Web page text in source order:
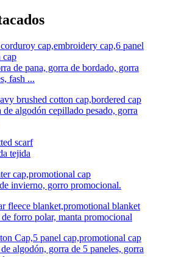
de pana, gorra de bordado, gorra
fash ...
de algodón cepillado pesado, gorra
tejida
invierno, gorro promocional.
forro polar, manta promocional
algodón, gorra de 5 paneles, gorra